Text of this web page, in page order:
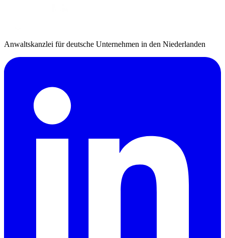
Anwaltskanzlei für deutsche Unternehmen in den Niederlanden